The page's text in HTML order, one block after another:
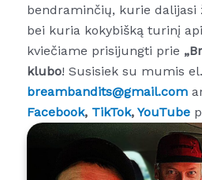
bendraminčių, kurie
bei kuria kokybišką turinį
kviečiame prisijungti prie
klubo! Susisiek su mumis
breambandits@gmail.com
Facebook, TikTok, YouTube